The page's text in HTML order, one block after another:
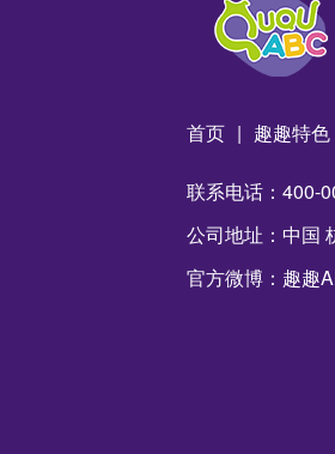
首页 | 趣趣特色
联系电话：400-
公司地址：中国
官方微博：趣趣